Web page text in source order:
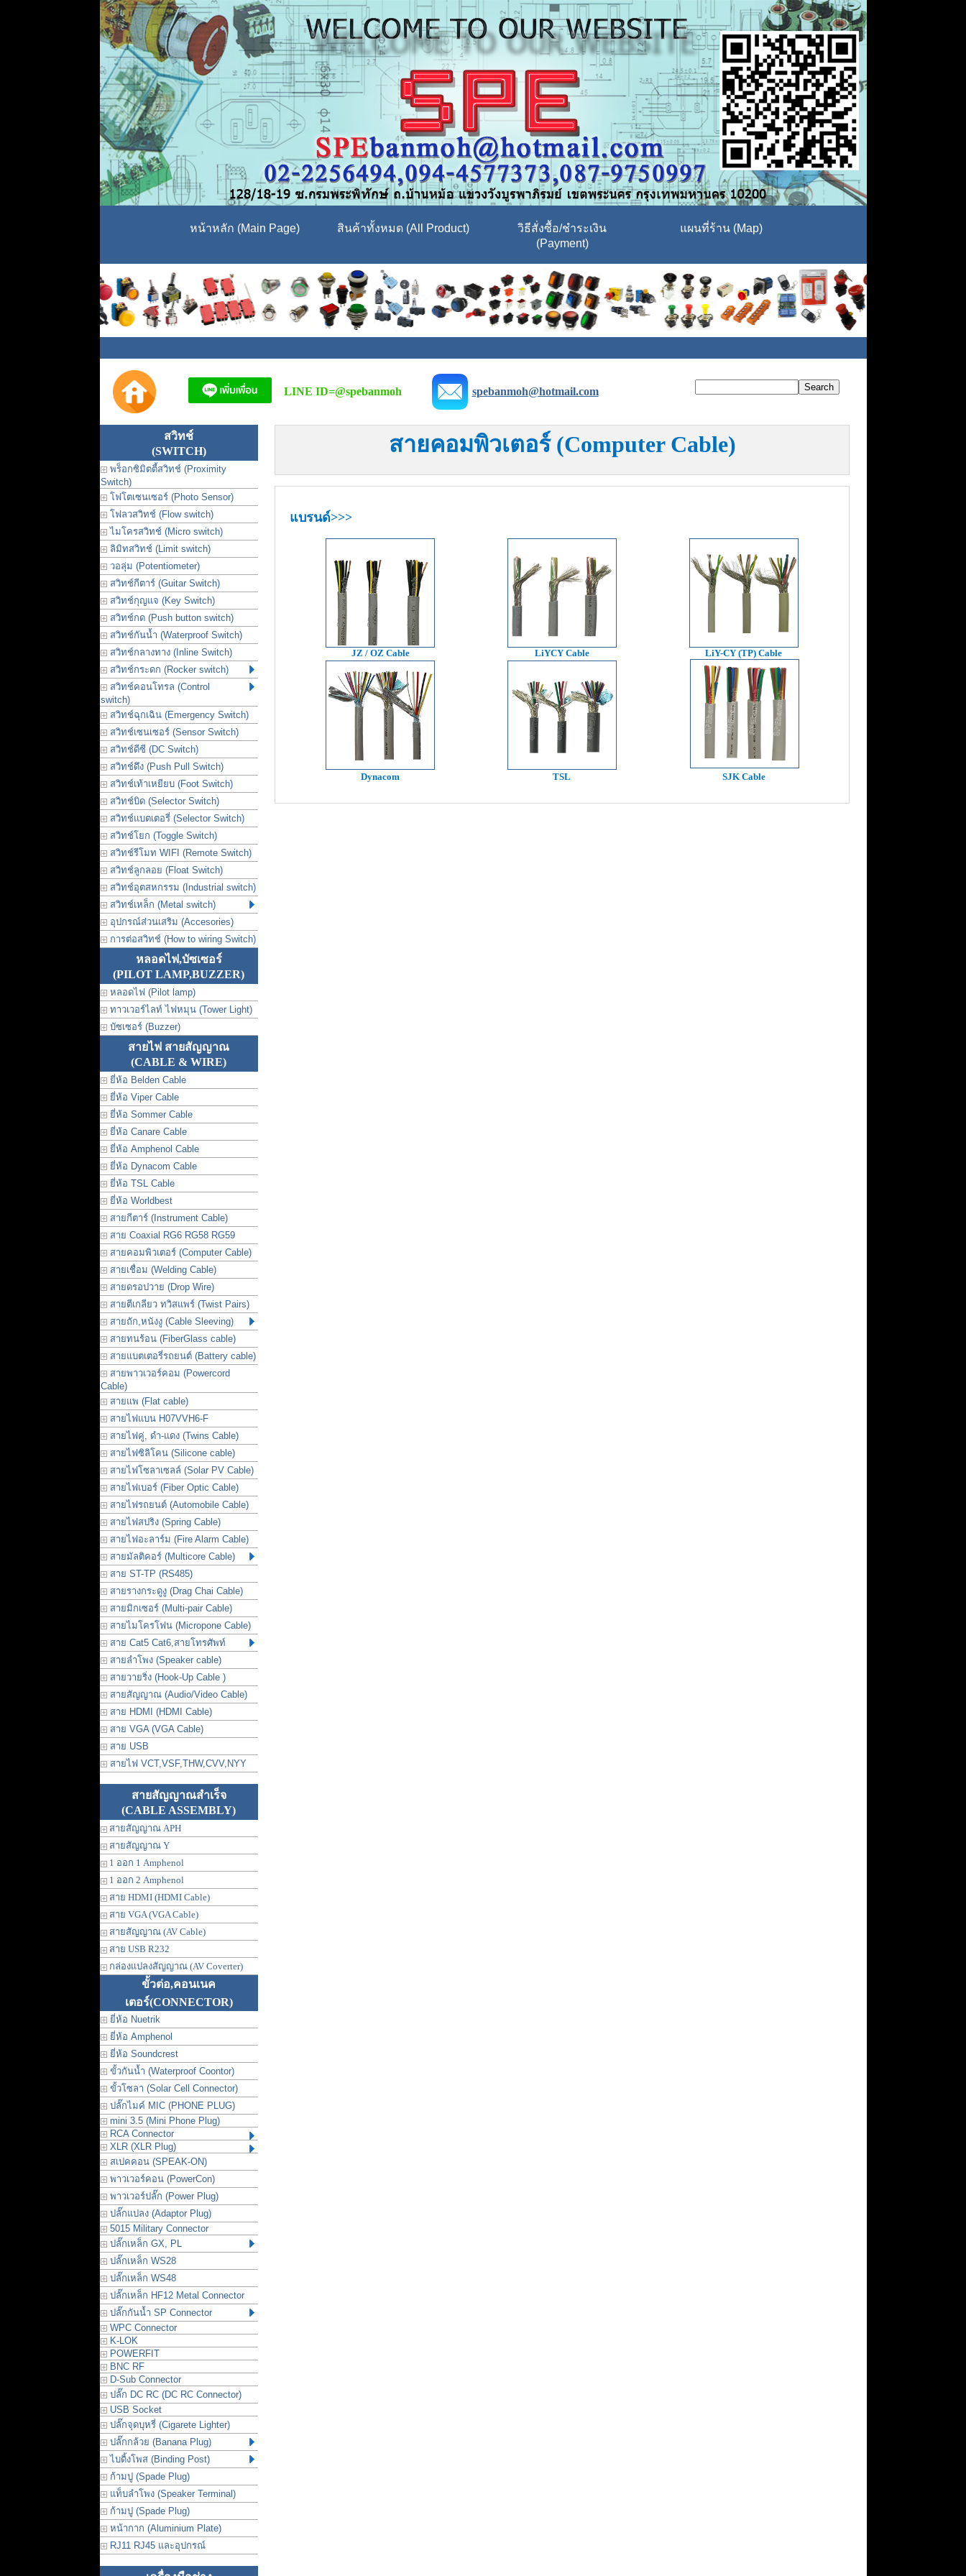
หน้าหลัก (Main Page) สินค้าทั้งหมด (All Product)
วิธีสั่งซื้อ/ชำระเงิน
(Payment)
แผนที่ร้าน (Map)
LINE ID=@spebanmoh spebanmoh@hotmail.com
สวิทช์
(SWITCH)
พร็อกซิมิตตี้สวิทช์ (Proximity
Switch)
โฟโตเซนเซอร์ (Photo Sensor)
โฟลวสวิทช์ (Flow switch)
ไมโครสวิทช์ (Micro switch)
ลิมิทสวิทช์ (Limit switch)
วอลุ่ม (Potentiometer)
สวิทช์กีตาร์ (Guitar Switch)
สวิทช์กุญแจ (Key Switch)
สวิทช์กด (Push button switch)
สวิทช์กันน้ำ (Waterproof Switch)
สวิทช์กลางทาง (Inline Switch)
สวิทช์กระดก (Rocker switch)
สวิทช์คอนโทรล (Control
switch)
สวิทช์ฉุกเฉิน (Emergency Switch)
สวิทช์เซนเซอร์ (Sensor Switch)
สวิทช์ดีซี (DC Switch)
สวิทช์ดึง (Push Pull Switch)
สวิทช์เท้าเหยียบ (Foot Switch)
สวิทช์บิด (Selector Switch)
สวิทช์แบตเตอรี่ (Selector Switch)
สวิทช์โยก (Toggle Switch)
สวิทช์รีโมท WIFI (Remote Switch)
สวิทช์ลูกลอย (Float Switch)
สวิทช์อุตสหกรรม (Industrial switch)
สวิทช์เหล็ก (Metal switch)
อุปกรณ์ส่วนเสริม (Accesories)
การต่อสวิทช์ (How to wiring Switch)
หลอดไฟ,บัซเซอร์
(PILOT LAMP,BUZZER)
หลอดไฟ (Pilot lamp)
ทาวเวอร์ไลท์ ไฟหมุน (Tower Light)
บัซเซอร์ (Buzzer)
สายไฟ สายสัญญาณ
(CABLE & WIRE)
ยี่ห้อ Belden Cable
ยี่ห้อ Viper Cable
ยี่ห้อ Sommer Cable
ยี่ห้อ Canare Cable
ยี่ห้อ Amphenol Cable
ยี่ห้อ Dynacom Cable
ยี่ห้อ TSL Cable
ยี่ห้อ Worldbest
สายกีตาร์ (Instrument Cable)
สาย Coaxial RG6 RG58 RG59
สายคอมพิวเตอร์ (Computer Cable)
สายเชื่อม (Welding Cable)
สายดรอปวาย (Drop Wire)
สายตีเกลียว ทวิสแพร์ (Twist Pairs)
สายถัก,หนังงู (Cable Sleeving)
สายทนร้อน (FiberGlass cable)
สายแบตเตอรี่รถยนต์ (Battery cable)
สายพาวเวอร์คอม (Powercord
Cable)
สายแพ (Flat cable)
สายไฟแบน H07VVH6-F
สายไฟคู่, ดำ-แดง (Twins Cable)
สายไฟซิลิโคน (Silicone cable)
สายไฟโซลาเซลล์ (Solar PV Cable)
สายไฟเบอร์ (Fiber Optic Cable)
สายไฟรถยนต์ (Automobile Cable)
สายไฟสปริง (Spring Cable)
สายไฟอะลาร์ม (Fire Alarm Cable)
สายมัลติคอร์ (Multicore Cable)
สาย ST-TP (RS485)
สายรางกระดูงู (Drag Chai Cable)
สายมิกเซอร์ (Multi-pair Cable)
สายไมโครโฟน (Micropone Cable)
สาย Cat5 Cat6,สายโทรศัพท์
สายลำโพง (Speaker cable)
สายวายริ่ง (Hook-Up Cable )
สายสัญญาณ (Audio/Video Cable)
สาย HDMI (HDMI Cable)
สาย VGA (VGA Cable)
สาย USB
สายไฟ VCT,VSF,THW,CVV,NYY
สายสัญญาณสำเร็จ
(CABLE ASSEMBLY)
สายสัญญาณ APH
สายสัญญาณ Y
1 ออก 1 Amphenol
1 ออก 2 Amphenol
สาย HDMI (HDMI Cable)
สาย VGA (VGA Cable)
สายสัญญาณ (AV Cable)
สาย USB R232
กล่องแปลงสัญญาณ (AV Coverter)
ขั้วต่อ,คอนเนค
เตอร์(CONNECTOR)
ยี่ห้อ Nuetrik
ยี่ห้อ Amphenol
ยี่ห้อ Soundcrest
ขั้วกันน้ำ (Waterproof Coontor)
ขั้วโซลา (Solar Cell Connector)
ปลั๊กไมค์ MIC (PHONE PLUG)
mini 3.5 (Mini Phone Plug)
RCA Connector
XLR (XLR Plug)
สเปคคอน (SPEAK-ON)
พาวเวอร์คอน (PowerCon)
พาวเวอร์ปลั๊ก (Power Plug)
ปลั๊กแปลง (Adaptor Plug)
5015 Military Connector
ปลั๊กเหล็ก GX, PL
ปลั๊กเหล็ก WS28
ปลั๊กเหล็ก WS48
ปลั๊กเหล็ก HF12 Metal Connector
ปลั๊กกันน้ำ SP Connector
WPC Connector
K-LOK
POWERFIT
BNC RF
D-Sub Connector
ปลั๊ก DC RC (DC RC Connector)
USB Socket
ปลั๊กจุดบุหรี่ (Cigarete Lighter)
ปลั๊กกล้วย (Banana Plug)
ไบดิ้งโพส (Binding Post)
ก้ามปู (Spade Plug)
แท็บลำโพง (Speaker Terminal)
ก้ามปู (Spade Plug)
หน้ากาก (Aluminium Plate)
RJ11 RJ45 และอุปกรณ์
สายคอมพิวเตอร์ (Computer Cable)
แบรนด์>>>
JZ / OZ Cable LiYCY Cable LiY-CY (TP) Cable
Dynacom TSL SJK Cable